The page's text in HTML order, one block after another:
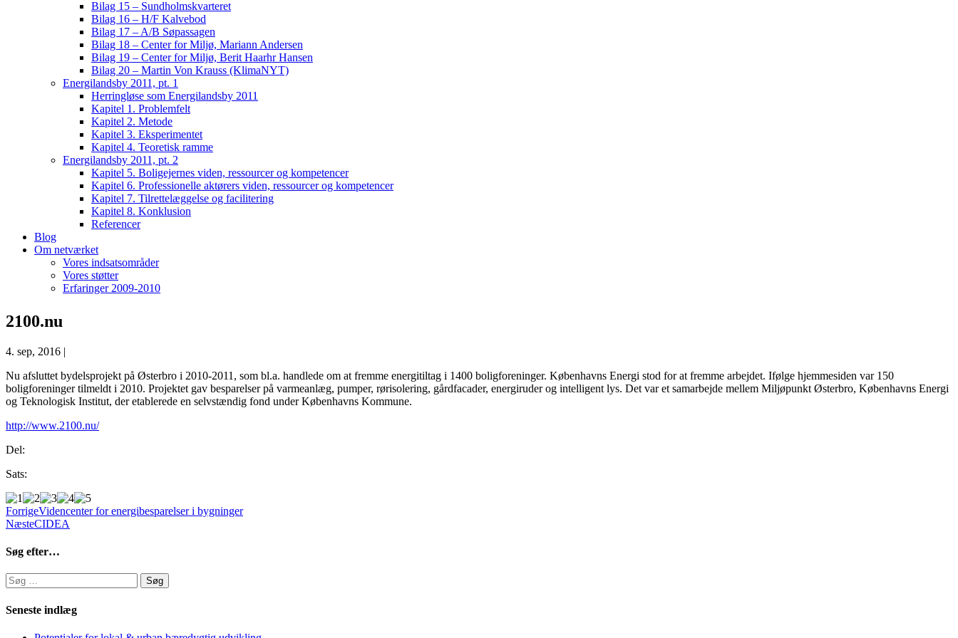
Bilag 15 – Sundholmskvarteret
Bilag 16 – H/F Kalvebod
Bilag 17 – A/B Søpassagen
Bilag 18 – Center for Miljø, Mariann Andersen
Bilag 19 – Center for Miljø, Berit Haarhr Hansen
Bilag 20 – Martin Von Krauss (KlimaNYT)
Energilandsby 2011, pt. 1
Herringløse som Energilandsby 2011
Kapitel 1. Problemfelt
Kapitel 2. Metode
Kapitel 3. Eksperimentet
Kapitel 4. Teoretisk ramme
Energilandsby 2011, pt. 2
Kapitel 5. Boligejernes viden, ressourcer og kompetencer
Kapitel 6. Professionelle aktørers viden, ressourcer og kompetencer
Kapitel 7. Tilrettelæggelse og facilitering
Kapitel 8. Konklusion
Referencer
Blog
Om netværket
Vores indsatsområder
Vores støtter
Erfaringer 2009-2010
2100.nu
4. sep, 2016 |
Nu afsluttet bydelsprojekt på Østerbro i 2010-2011, som bl.a. handlede om at fremme energitiltag i 1400 boligforeninger. Københavns Energi stod for at fremme arbejdet. Ifølge hjemmesiden var 150
boligforeninger tilmeldt i 2010. Projektet gav besparelser på varmeanlæg, pumper, rørisolering, gårdfacader, energiruder og intelligent lys. Det var et samarbejde mellem Miljøpunkt Østerbro, Københavns Energi
og Teknologisk Institut, der etablerede en selvstændig fond under Københavns Kommune.
http://www.2100.nu/
Del:
Sats:
ForrigeVidencenter for energibesparelser i bygninger
NæsteCIDEA
Søg efter…
Søg
efter:
Seneste indlæg